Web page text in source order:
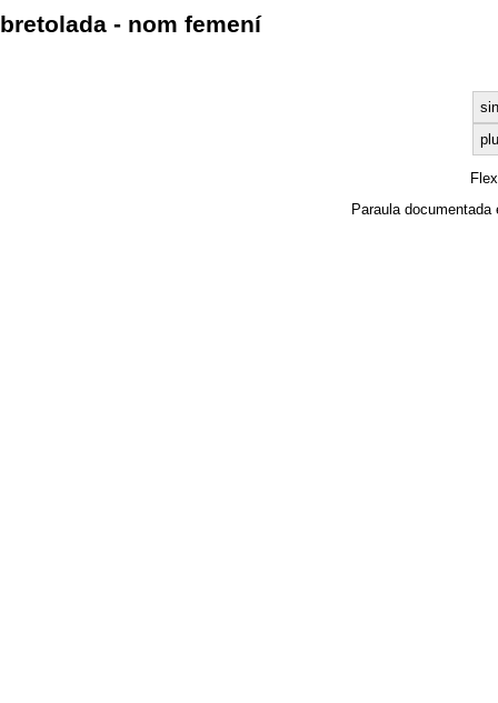
bretolada - nom femení
Paraula